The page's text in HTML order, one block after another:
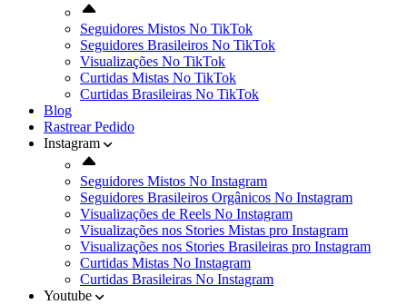
Seguidores Mistos No TikTok
Seguidores Brasileiros No TikTok
Visualizações No TikTok
Curtidas Mistas No TikTok
Curtidas Brasileiras No TikTok
Blog
Rastrear Pedido
Instagram
Seguidores Mistos No Instagram
Seguidores Brasileiros Orgânicos No Instagram
Visualizações de Reels No Instagram
Visualizações nos Stories Mistas pro Instagram
Visualizações nos Stories Brasileiras pro Instagram
Curtidas Mistas No Instagram
Curtidas Brasileiras No Instagram
Youtube